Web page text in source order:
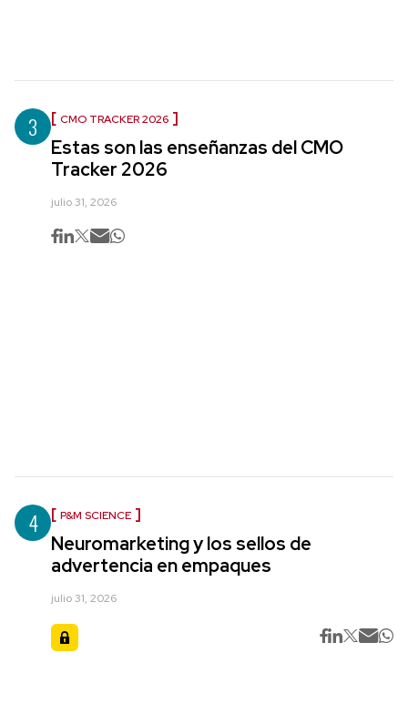
3 CMO TRACKER 2026
Estas son las enseñanzas del CMO
Tracker 2026
julio 31, 2026
4 P&M SCIENCE
Neuromarketing y los sellos de
advertencia en empaques
julio 31, 2026